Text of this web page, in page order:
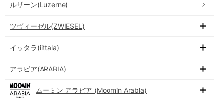
ルザーン(Luzerne)
ツヴィーゼル(ZWIESEL)
イッタラ(iittala)
アラビア(ARABIA)
ムーミン アラビア (Moomin Arabia)